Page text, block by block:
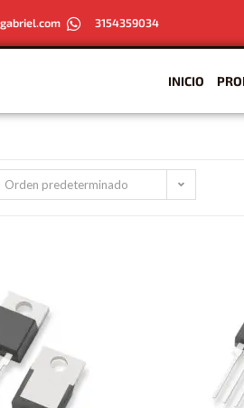
3154359034
INICIO
Orden predeterminado